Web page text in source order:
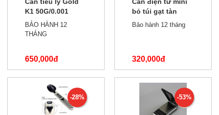
K1 50G/0.001
BẢO HÀNH 12
THÁNG
650,000đ
1,000,000đ
bỏ túi gạt tàn
200g/0.01
Bảo hành 12 tháng
320,000đ
600,000đ
-28% -53%